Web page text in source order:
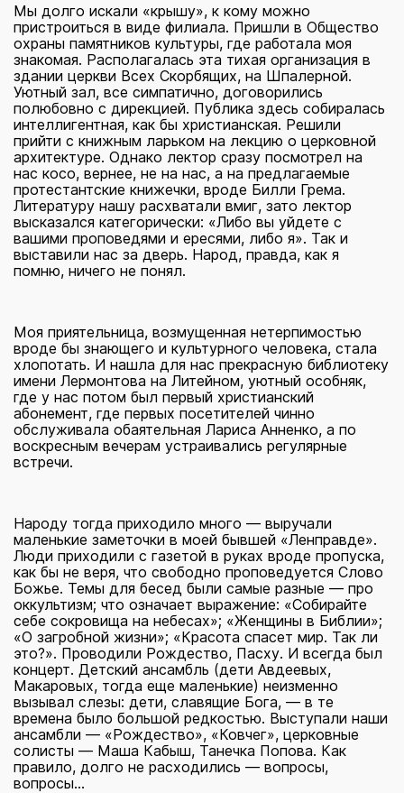
Мы долго искали «крышу», к кому можно
пристроиться в виде филиала. Пришли в Общество
охраны памятников культуры, где работала моя
знакомая. Располагалась эта тихая организация в
здании церкви Всех Скорбящих, на Шпалерной.
Уютный зал, все симпатично, договорились
полюбовно с дирекцией. Публика здесь собиралась
интеллигентная, как бы христианская. Решили
прийти с книжным ларьком на лекцию о церковной
архитектуре. Однако лектор сразу посмотрел на
нас косо, вернее, не на нас, а на предлагаемые
протестантские книжечки, вроде Билли Грема.
Литературу нашу расхватали вмиг, зато лектор
высказался категорически: «Либо вы уйдете с
вашими проповедями и ересями, либо я». Так и
выставили нас за дверь. Народ, правда, как я
помню, ничего не понял.
Моя приятельница, возмущенная нетерпимостью
вроде бы знающего и культурного человека, стала
хлопотать. И нашла для нас прекрасную библиотеку
имени Лермонтова на Литейном, уютный особняк,
где у нас потом был первый христианский
абонемент, где первых посетителей чинно
обслуживала обаятельная Лариса Анненко, а по
воскресным вечерам устраивались регулярные
встречи.
Народу тогда приходило много — выручали
маленькие заметочки в моей бывшей «Ленправде».
Люди приходили с газетой в руках вроде пропуска,
как бы не веря, что свободно проповедуется Слово
Божье. Темы для бесед были самые разные — про
оккультизм; что означает выражение: «Собирайте
себе сокровища на небесах»; «Женщины в Библии»;
«О загробной жизни»; «Красота спасет мир. Так ли
это?». Проводили Рождество, Пасху. И всегда был
концерт. Детский ансамбль (дети Авдеевых,
Макаровых, тогда еще маленькие) неизменно
вызывал слезы: дети, славящие Бога, — в те
времена было большой редкостью. Выступали наши
ансамбли — «Рождество», «Ковчег», церковные
солисты — Маша Кабыш, Танечка Попова. Как
правило, долго не расходились — вопросы,
вопросы...